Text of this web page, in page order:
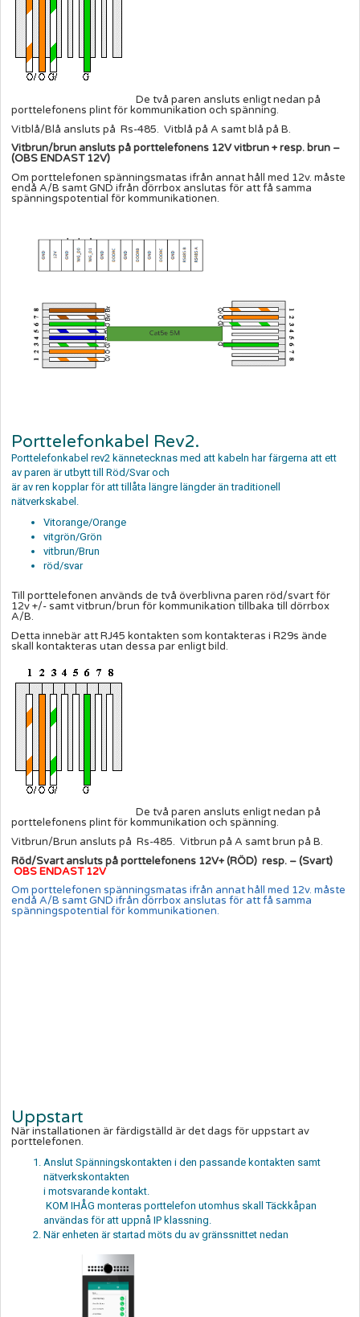
De två paren ansluts enligt nedan på
porttelefonens plint för kommunikation och spänning.
Vitblå/Blå ansluts på Rs-485. Vitblå på A samt blå på B.
Vitbrun/brun ansluts på porttelefonens 12V vitbrun + resp. brun –
(OBS ENDAST 12V)
Om porttelefonen spänningsmatas ifrån annat håll med 12v. måste
endå A/B samt GND ifrån dörrbox anslutas för att få samma
spänningspotential för kommunikationen.
Porttelefonkabel Rev2.
Porttelefonkabel rev2 kännetecknas med att kabeln har färgerna att ett
av paren är utbytt till Röd/Svar och
är av ren kopplar för att tillåta längre längder än traditionell
nätverkskabel.
Vitorange/Orange
vitgrön/Grön
vitbrun/Brun
röd/svar
Till porttelefonen används de två överblivna paren röd/svart för
12v +/- samt vitbrun/brun för kommunikation tillbaka till dörrbox
A/B.
Detta innebär att RJ45 kontakten som kontakteras i R29s ände
skall kontakteras utan dessa par enligt bild.
De två paren ansluts enligt nedan på
porttelefonens plint för kommunikation och spänning.
Vitbrun/Brun ansluts på Rs-485. Vitbrun på A samt brun på B.
Röd/Svart ansluts på porttelefonens 12V+ (RÖD) resp. – (Svart)
OBS ENDAST 12V
Om porttelefonen spänningsmatas ifrån annat håll med 12v. måste
endå A/B samt GND ifrån dörrbox anslutas för att få samma
spänningspotential för kommunikationen.
Uppstart
När installationen är färdigställd är det dags för uppstart av
porttelefonen.
Anslut Spänningskontakten i den passande kontakten samt
nätverkskontakten
i motsvarande kontakt.
KOM IHÅG monteras porttelefon utomhus skall Täckkåpan
användas för att uppnå IP klassning.
När enheten är startad möts du av gränssnittet nedan